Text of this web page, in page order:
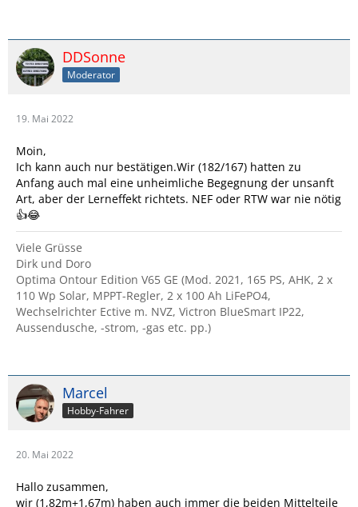
DDSonne
Moderator
19. Mai 2022
Moin,
Ich kann auch nur bestätigen.Wir (182/167) hatten zu
Anfang auch mal eine unheimliche Begegnung der unsanft
Art, aber der Lerneffekt richtets. NEF oder RTW war nie nötig
👍😂
Viele Grüsse
Dirk und Doro
Optima Ontour Edition V65 GE (Mod. 2021, 165 PS, AHK, 2 x
110 Wp Solar, MPPT-Regler, 2 x 100 Ah LiFePO4,
Wechselrichter Ective m. NVZ, Victron BlueSmart IP22,
Aussendusche, -strom, -gas etc. pp.)
Marcel
Hobby-Fahrer
20. Mai 2022
Hallo zusammen,
wir (1,82m+1,67m) haben auch immer die beiden Mittelteile